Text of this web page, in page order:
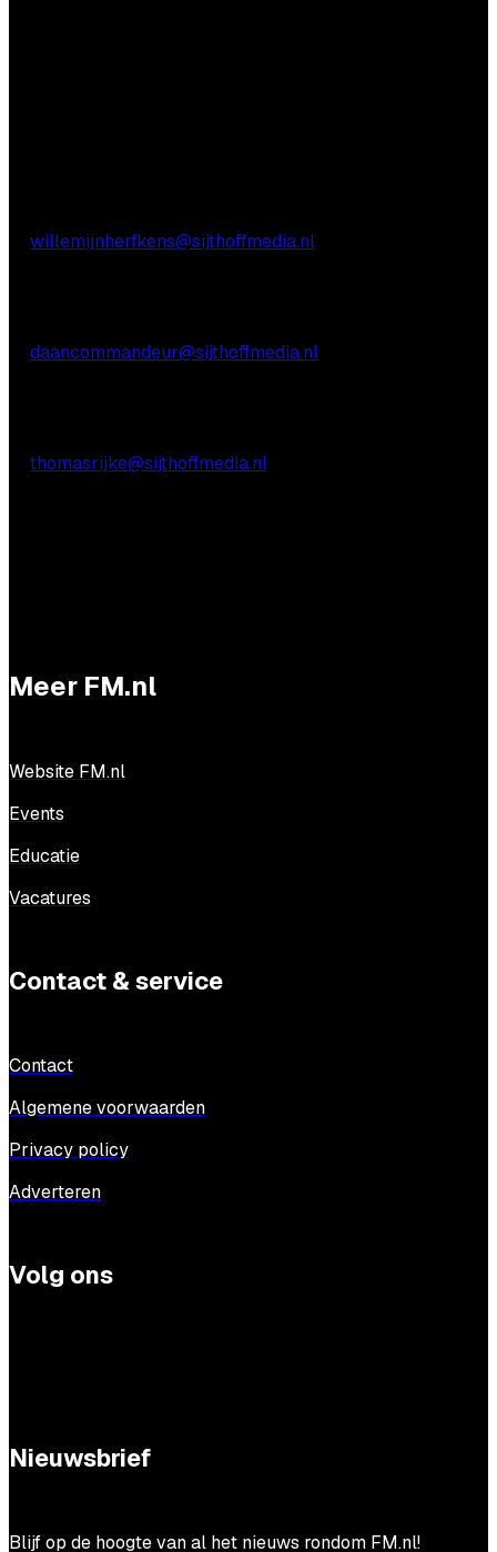
willemijnherfkens@sijthoffmedia.nl
daancommandeur@sijthoffmedia.nl
thomasrijke@sijthoffmedia.nl
Meer FM.nl
Website FM.nl
Events
Educatie
Vacatures
Contact & service
Contact
Algemene voorwaarden
Privacy policy
Adverteren
Volg ons
Nieuwsbrief
Blijf op de hoogte van al het nieuws rondom FM.nl!